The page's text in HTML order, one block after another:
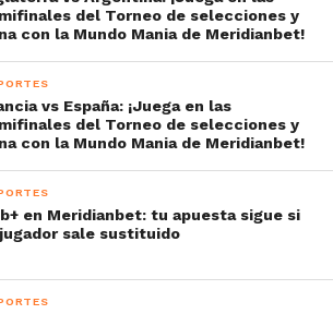
del Torneo de selecciones y
con la Mundo Mania de Meridianbet!
vs España: ¡Juega en las
del Torneo de selecciones y
con la Mundo Mania de Meridianbet!
en Meridianbet: tu apuesta sigue si
sale sustituido